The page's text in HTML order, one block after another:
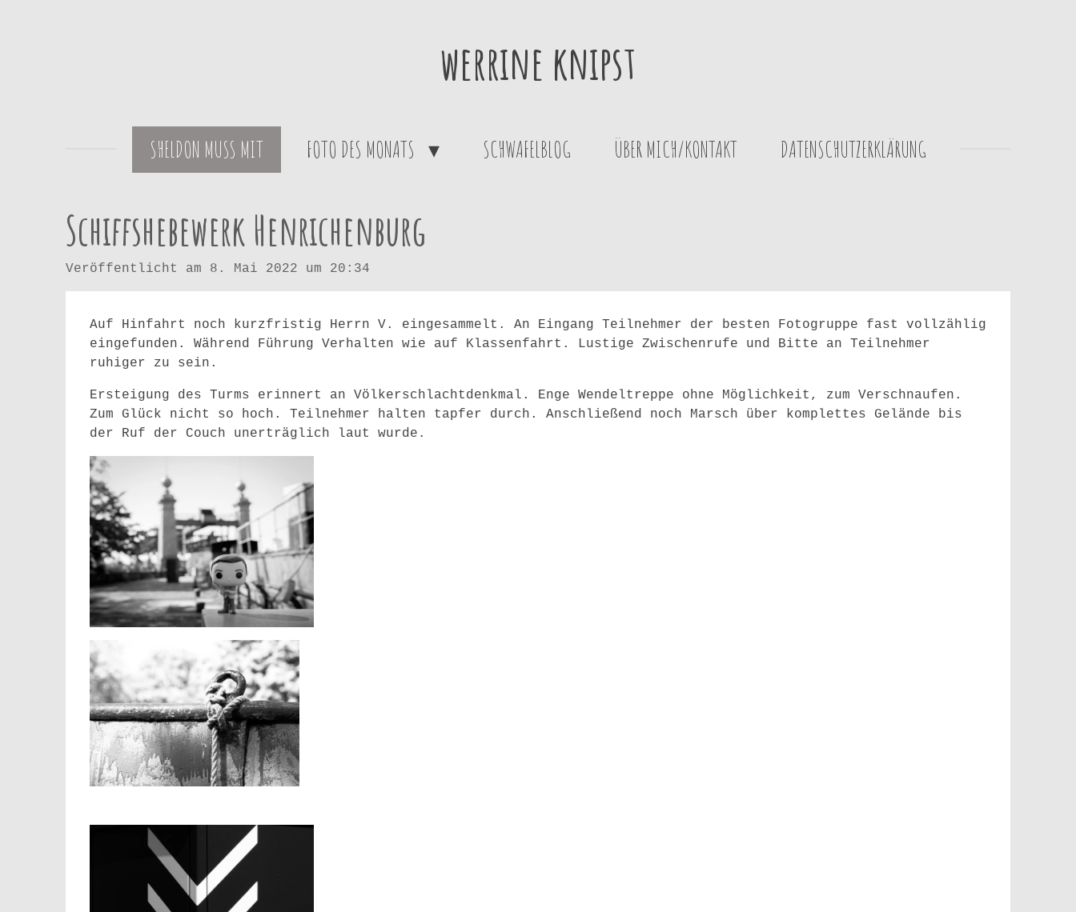
werrine knipst
SHELDON MUSS MIT FOTO DES MONATS SCHWAFELBLOG ÜBER MICH/KONTAKT DATENSCHUTZERKLÄRUNG
Schiffshebewerk Henrichenburg
Veröffentlicht am 8. Mai 2022 um 20:34
Auf Hinfahrt noch kurzfristig Herrn V. eingesammelt. An Eingang Teilnehmer der besten Fotogruppe fast vollzählig
eingefunden. Während Führung Verhalten wie auf Klassenfahrt. Lustige Zwischenrufe und Bitte an Teilnehmer
ruhiger zu sein.
Ersteigung des Turms erinnert an Völkerschlachtdenkmal. Enge Wendeltreppe ohne Möglichkeit, zum Verschnaufen.
Zum Glück nicht so hoch. Teilnehmer halten tapfer durch. Anschließend noch Marsch über komplettes Gelände bis
der Ruf der Couch unerträglich laut wurde.